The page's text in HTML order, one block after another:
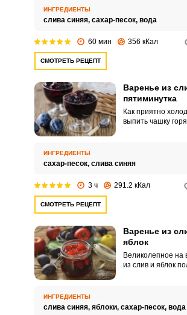
косточкой, а
ИНГРЕДИЕНТЫ
слива синяя, сахар-песок, вода
60 мин 356 кКал
СМОТРЕТЬ РЕЦЕПТ
Варенье из
пятиминутка
Как приятно
выпить чашку
процесс, однако
ИНГРЕДИЕНТЫ
сахар-песок, слива синяя
3 ч 291.2 кКал
СМОТРЕТЬ РЕЦЕПТ
Варенье из
яблок
Великолепное на
из слив и яблок
и яблоках,
загустеть, а при
ИНГРЕДИЕНТЫ
слива синяя, яблоки, сахар-песок, вода